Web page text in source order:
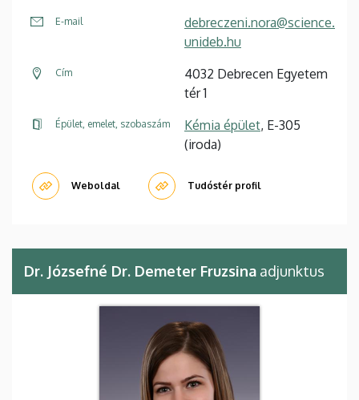
E-mail
debreczeni.nora@science.
unideb.hu
Cím
4032 Debrecen Egyetem
tér 1
Épület, emelet, szobaszám Kémia épület, E-305
(iroda)
Weboldal Tudóstér profil
Dr. Józsefné Dr. Demeter Fruzsina adjunktus